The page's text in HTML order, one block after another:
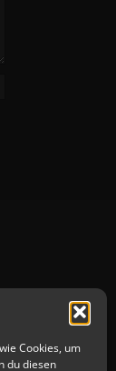
Cookies, um
du diesen